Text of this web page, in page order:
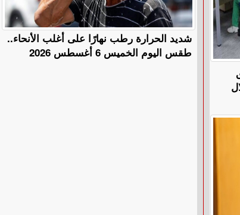
​شديد الحرارة رطب نهارًا على أغلب الأنحاء..
طقس اليوم الخميس 6 أغسطس 2026